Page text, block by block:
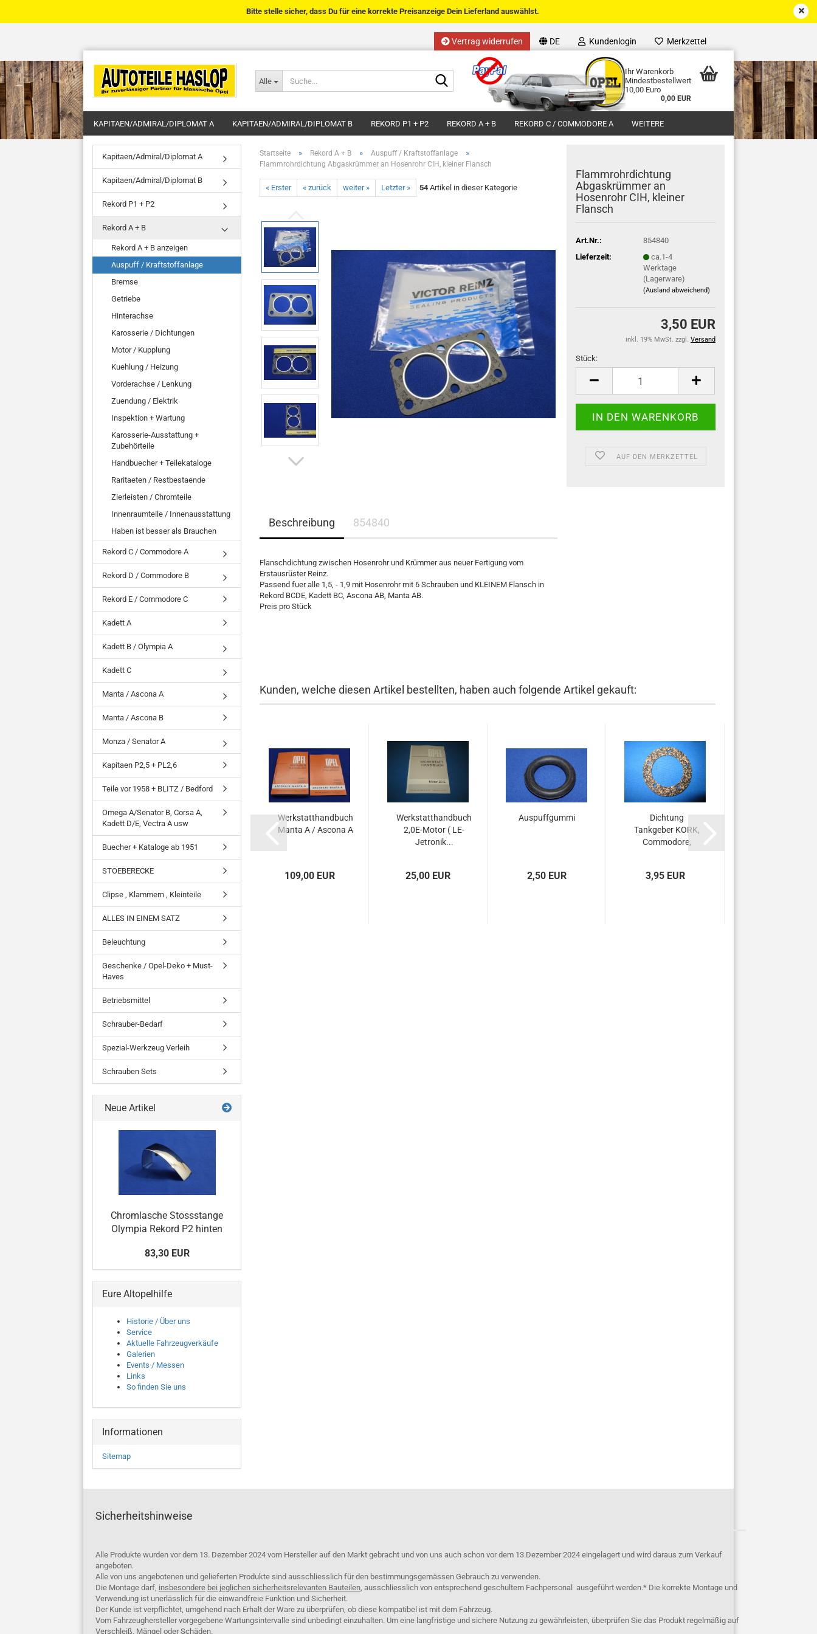
Vertrag widerrufen DE
Sprache auswählen
Lieferland
Kundenlogin
Passwort
Merkzettel
Alle
Suche...
Ihr Warenkorb
Mindestbestellwert
10,00 Euro
0,00 EUR
Bitte stelle sicher, dass Du für eine korrekte Preisanzeige Dein Lieferland auswählst.
KAPITAEN/ADMIRAL/DIPLOMAT A KAPITAEN/ADMIRAL/DIPLOMAT B REKORD P1 + P2 REKORD A + B REKORD C / COMMODORE A WEITERE
Startseite » Rekord A + B » Auspuff / Kraftstoffanlage »
Flammrohrdichtung Abgaskrümmer an Hosenrohr CIH, kleiner Flansch
« Erster « zurück weiter » Letzter » 54 Artikel in dieser Kategorie
Flammrohrdichtung
Abgaskrümmer an
Hosenrohr CIH, kleiner
Flansch
Art.Nr.:
854840
Lieferzeit:
ca.1-4
Werktage
(Lagerware)
(Ausland abweichend)
3,50 EUR
inkl. 19% MwSt. zzgl. Versand
Stück:
Stück
AUF DEN MERKZETTEL
Beschreibung 854840
Flanschdichtung zwischen Hosenrohr und Krümmer aus neuer Fertigung vom
Erstausrüster Reinz.
Passend fuer alle 1,5, - 1,9 mit Hosenrohr mit 6 Schrauben und KLEINEM Flansch in
Rekord BCDE, Kadett BC, Ascona AB, Manta AB.
Preis pro Stück
Kunden, welche diesen Artikel bestellten, haben auch folgende Artikel gekauft:
Werkstatthandbuch
Manta A / Ascona A
109,00 EUR
Werkstatthandbuch
2,0E-Motor ( LE-
Jetronik...
25,00 EUR
Auspuffgummi
2,50 EUR
Dichtung
Tankgeber KORK,
Commodore,
3,95 EUR
Kapitaen/Admiral/Diplomat A
Kapitaen/Admiral/Diplomat B
Rekord P1 + P2
Rekord A + B
Rekord A + B anzeigen
Auspuff / Kraftstoffanlage
Bremse
Getriebe
Hinterachse
Karosserie / Dichtungen
Motor / Kupplung
Kuehlung / Heizung
Vorderachse / Lenkung
Zuendung / Elektrik
Inspektion + Wartung
Karosserie-Ausstattung +
Zubehörteile
Handbuecher + Teilekataloge
Raritaeten / Restbestaende
Zierleisten / Chromteile
Innenraumteile / Innenausstattung
Haben ist besser als Brauchen
Rekord C / Commodore A
Rekord D / Commodore B
Rekord E / Commodore C
Kadett A
Kadett B / Olympia A
Kadett C
Manta / Ascona A
Manta / Ascona B
Monza / Senator A
Kapitaen P2,5 + PL2,6
Teile vor 1958 + BLITZ / Bedford
Omega A/Senator B, Corsa A,
Kadett D/E, Vectra A usw
Buecher + Kataloge ab 1951
STOEBERECKE
Clipse , Klammern , Kleinteile
ALLES IN EINEM SATZ
Beleuchtung
Geschenke / Opel-Deko + Must-
Haves
Betriebsmittel
Schrauber-Bedarf
Spezial-Werkzeug Verleih
Schrauben Sets
Neue Artikel
Chromlasche Stossstange
Olympia Rekord P2 hinten
83,30 EUR
Eure Altopelhilfe
Historie / Über uns
Service
Aktuelle Fahrzeugverkäufe
Galerien
Events / Messen
Links
So finden Sie uns
Informationen
Sitemap
Sicherheitshinweise
Alle Produkte wurden vor dem 13. Dezember 2024 vom Hersteller auf den Markt gebracht und von uns auch schon vor dem 13.Dezember 2024 eingelagert und wird daraus zum Verkauf
angeboten.
Alle von uns angebotenen und gelieferten Produkte sind ausschliesslich für den bestimmungsgemässen Gebrauch zu verwenden.
Die Montage darf, insbesondere bei jeglichen sicherheitsrelevanten Bauteilen, ausschliesslich von entsprechend geschultem Fachpersonal ausgeführt werden.* Die korrekte Montage und
Verwendung ist unerlässlich für die einwandfreie Funktion und Sicherheit.
Der Kunde ist verpflichtet, umgehend nach Erhalt der Ware zu überprüfen, ob diese kompatibel ist mit dem Fahrzeug.
Vom Fahrzeughersteller vorgegebene Wartungsintervalle sind unbedingt einzuhalten. Um eine langfristige und sichere Nutzung zu gewährleisten, überprüfen Sie das Produkt regelmäßig auf
Verschleiß, Mängel oder Schäden.